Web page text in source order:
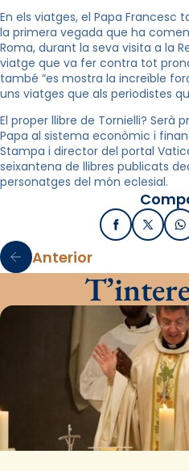
En els viatges, el Papa Francesc
la primera vegada que ha
Roma, durant la seva visita a la
viatge que va fer contra tot
també “es mostra la increïble
uns viatges que als periodistes
El proper llibre de Tornielli? Serà
Papa al sistema econòmic i
Stampa i director del portal
seixantena de llibres publicats
personatges del món eclesial.
Facebook
X /
Anterior